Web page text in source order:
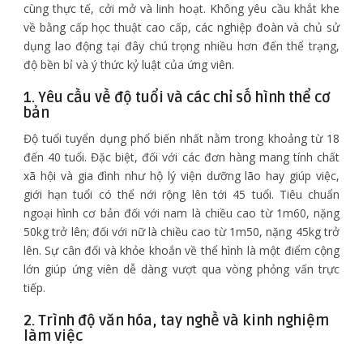
cùng thực tế, cởi mở và linh hoạt. Không yêu cầu khắt khe
về bằng cấp học thuật cao cấp, các nghiệp đoàn và chủ sử
dụng lao động tại đây chú trọng nhiều hơn đến thể trạng,
độ bền bỉ và ý thức kỷ luật của ứng viên.
1. Yêu cầu về độ tuổi và các chỉ số hình thể cơ
bản
Độ tuổi tuyển dụng phổ biến nhất nằm trong khoảng từ 18
đến 40 tuổi. Đặc biệt, đối với các đơn hàng mang tính chất
xã hội và gia đình như hộ lý viện dưỡng lão hay giúp việc,
giới hạn tuổi có thể nới rộng lên tới 45 tuổi. Tiêu chuẩn
ngoại hình cơ bản đối với nam là chiều cao từ 1m60, nặng
50kg trở lên; đối với nữ là chiều cao từ 1m50, nặng 45kg trở
lên. Sự cân đối và khỏe khoắn về thể hình là một điểm cộng
lớn giúp ứng viên dễ dàng vượt qua vòng phỏng vấn trực
tiếp.
2. Trình độ văn hóa, tay nghề và kinh nghiệm
làm việc